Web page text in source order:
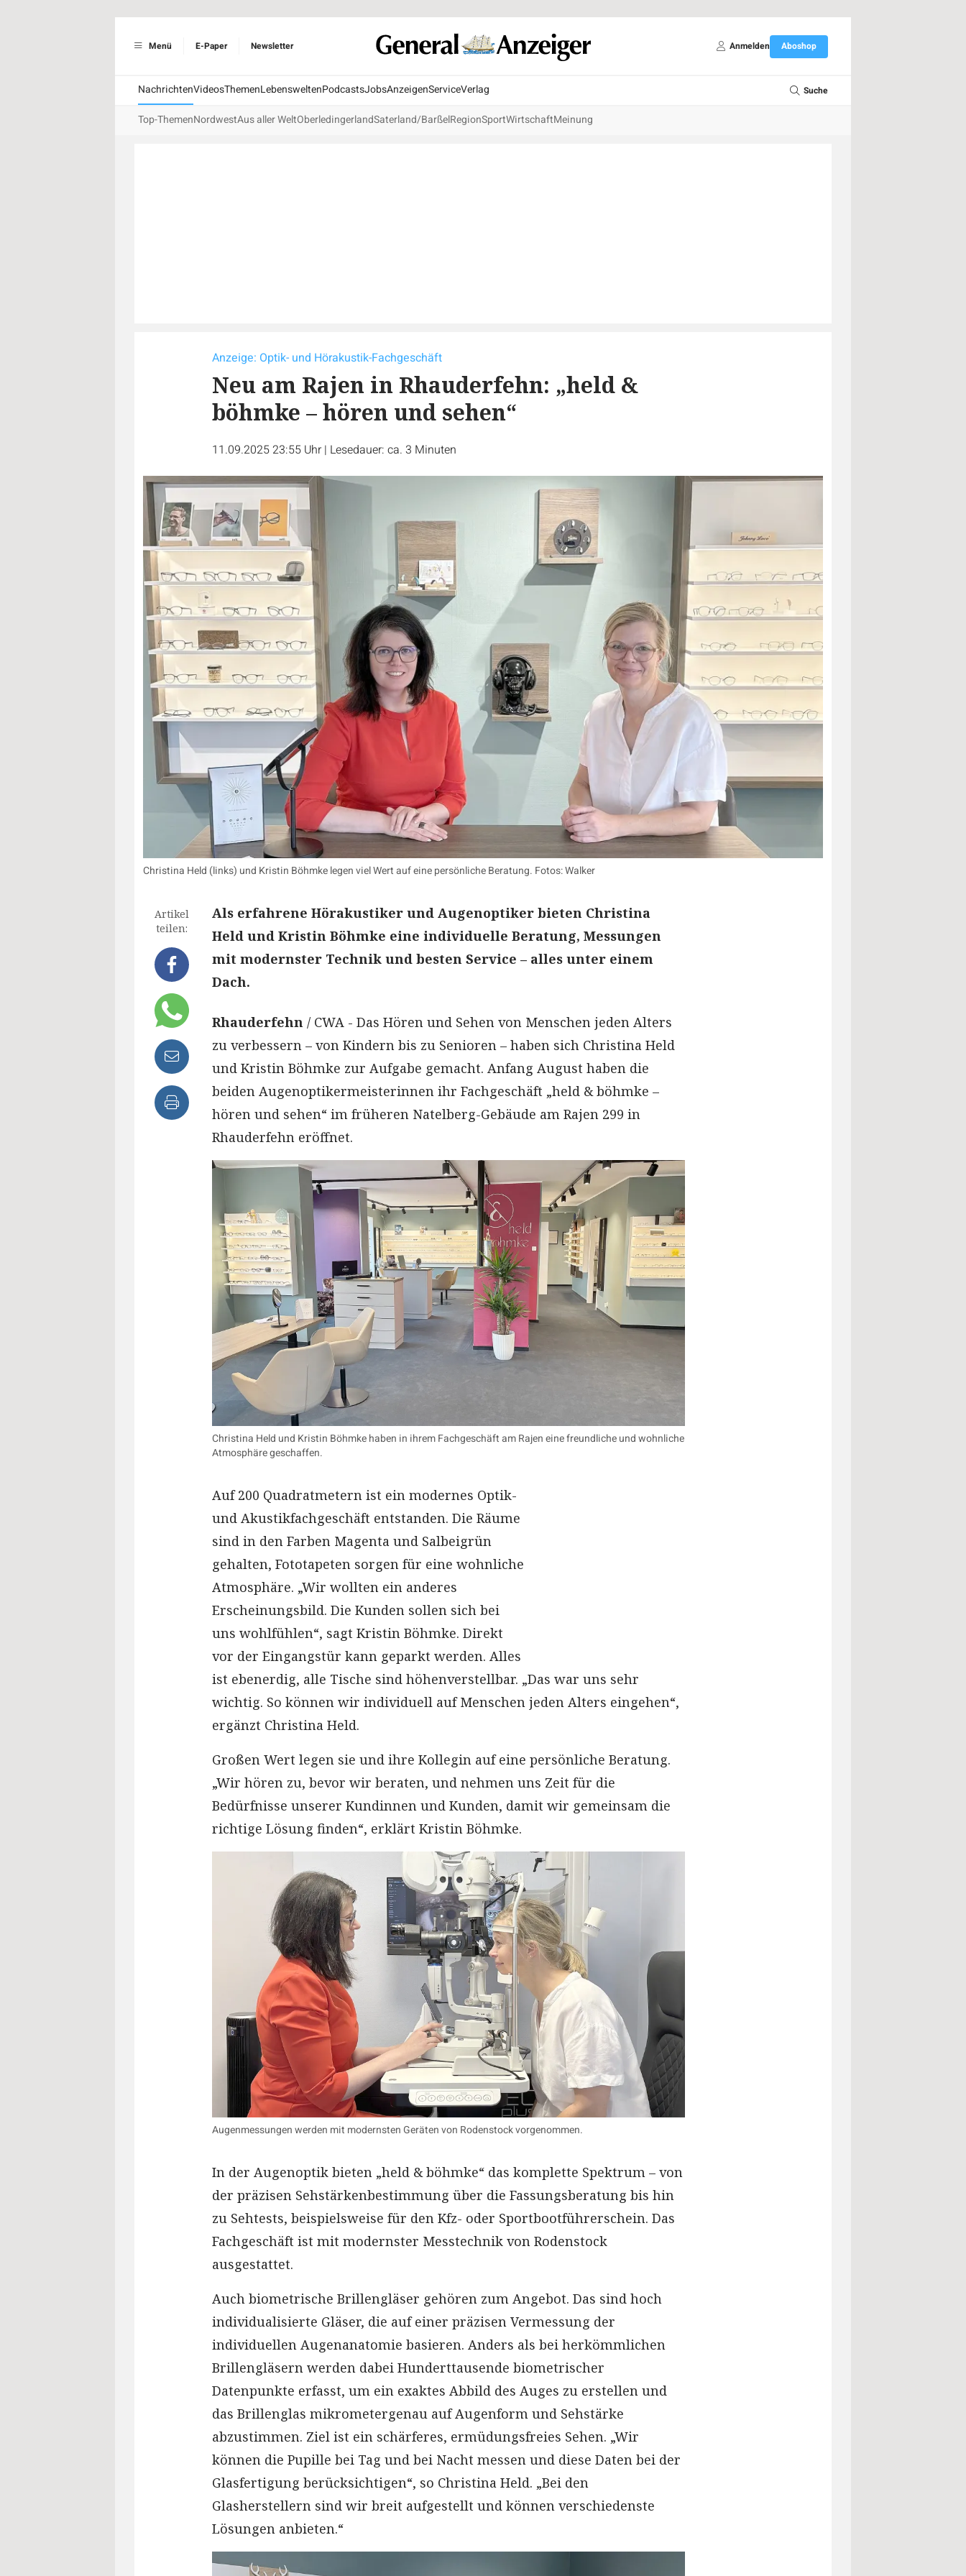
Menü E-Paper Newsletter Anmelden Aboshop
NachrichtenVideosThemenLebensweltenPodcastsJobsAnzeigenServiceVerlag Suche
Top-ThemenNordwestAus aller WeltOberledingerlandSaterland/BarßelRegionSportWirtschaftMeinung
Anzeige: Optik- und Hörakustik-Fachgeschäft
Neu am Rajen in Rhauderfehn: „held &
böhmke – hören und sehen“
11.09.2025 23:55 Uhr | Lesedauer: ca. 3 Minuten
Christina Held (links) und Kristin Böhmke legen viel Wert auf eine persönliche Beratung. Fotos: Walker
Artikel
teilen:
Als erfahrene Hörakustiker und Augenoptiker bieten Christina
Held und Kristin Böhmke eine individuelle Beratung, Messungen
mit modernster Technik und besten Service – alles unter einem
Dach.
Rhauderfehn / CWA - Das Hören und Sehen von Menschen jeden Alters
zu verbessern – von Kindern bis zu Senioren – haben sich Christina Held
und Kristin Böhmke zur Aufgabe gemacht. Anfang August haben die
beiden Augenoptikermeisterinnen ihr Fachgeschäft „held & böhmke –
hören und sehen“ im früheren Natelberg-Gebäude am Rajen 299 in
Rhauderfehn eröffnet.
Christina Held und Kristin Böhmke haben in ihrem Fachgeschäft am Rajen eine freundliche und wohnliche
Atmosphäre geschaffen.
Auf 200 Quadratmetern ist ein modernes Optik-
und Akustikfachgeschäft entstanden. Die Räume
sind in den Farben Magenta und Salbeigrün
gehalten, Fototapeten sorgen für eine wohnliche
Atmosphäre. „Wir wollten ein anderes
Erscheinungsbild. Die Kunden sollen sich bei
uns wohlfühlen“, sagt Kristin Böhmke. Direkt
vor der Eingangstür kann geparkt werden. Alles
ist ebenerdig, alle Tische sind höhenverstellbar. „Das war uns sehr
wichtig. So können wir individuell auf Menschen jeden Alters eingehen“,
ergänzt Christina Held.
Großen Wert legen sie und ihre Kollegin auf eine persönliche Beratung.
„Wir hören zu, bevor wir beraten, und nehmen uns Zeit für die
Bedürfnisse unserer Kundinnen und Kunden, damit wir gemeinsam die
richtige Lösung finden“, erklärt Kristin Böhmke.
Augenmessungen werden mit modernsten Geräten von Rodenstock vorgenommen.
In der Augenoptik bieten „held & böhmke“ das komplette Spektrum – von
der präzisen Sehstärkenbestimmung über die Fassungsberatung bis hin
zu Sehtests, beispielsweise für den Kfz- oder Sportbootführerschein. Das
Fachgeschäft ist mit modernster Messtechnik von Rodenstock
ausgestattet.
Auch biometrische Brillengläser gehören zum Angebot. Das sind hoch
individualisierte Gläser, die auf einer präzisen Vermessung der
individuellen Augenanatomie basieren. Anders als bei herkömmlichen
Brillengläsern werden dabei Hunderttausende biometrischer
Datenpunkte erfasst, um ein exaktes Abbild des Auges zu erstellen und
das Brillenglas mikrometergenau auf Augenform und Sehstärke
abzustimmen. Ziel ist ein schärferes, ermüdungsfreies Sehen. „Wir
können die Pupille bei Tag und bei Nacht messen und diese Daten bei der
Glasfertigung berücksichtigen“, so Christina Held. „Bei den
Glasherstellern sind wir breit aufgestellt und können verschiedenste
Lösungen anbieten.“